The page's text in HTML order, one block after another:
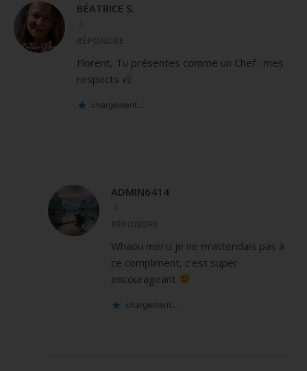
BÉATRICE S.
Florent, Tu présentes comme un Chef : mes
respects
chargement…
ADMIN6414
Whaou merci je ne m’attendais pas à
ce compliment, c’est super
encourageant
chargement…